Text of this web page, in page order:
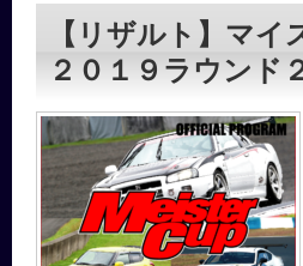
【リザルト】マ
２０１９ラウンド